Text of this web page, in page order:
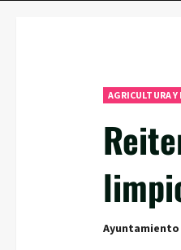
AGRICULTURA
Ayuntamiento